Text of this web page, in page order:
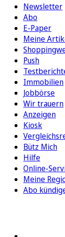
Newsletter
Abo
E-Paper
Meine
Push
Immobilien
Jobbörse
Wir trauern
Anzeigen
Kiosk
Bütz Mich
Hilfe
Online-
Meine
Abo